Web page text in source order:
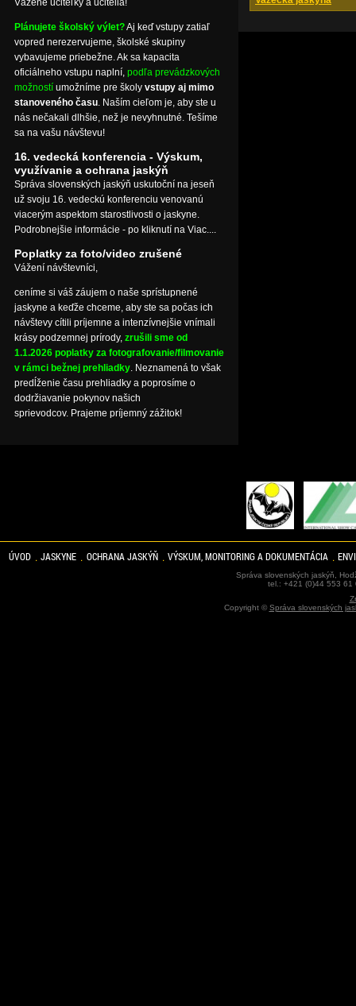
Vážené učiteľky a učitelia!
Plánujete školský výlet?Aj keď vstupy zatiaľ
vopred nerezervujeme, školské skupiny
vybavujeme priebežne. Ak sa kapacita
oficiálneho vstupu naplní, podľa prevádzkových
možností umožníme pre školy vstupy aj mimo
stanoveného času. Naším cieľom je, aby ste u
nás nečakali dlhšie, než je nevyhnutné. Tešíme
sa na vašu návštevu!
16. vedecká konferencia - Výskum,
využívanie a ochrana jaskýň
Správa slovenských jaskýň uskutoční na jeseň
už svoju 16. vedeckú konferenciu venovanú
viacerým aspektom starostlivosti o jaskyne.
Podrobnejšie informácie - po kliknutí na Viac....
Poplatky za foto/video zrušené
Vážení návštevníci,
ceníme si váš záujem o naše sprístupnené
jaskyne a keďže chceme, aby ste sa počas ich
návštevy cítili príjemne a intenzívnejšie vnímali
krásy podzemnej prírody, zrušili sme od
1.1.2026 poplatky za fotografovanie/filmovanie
v rámci bežnej prehliadky. Neznamená to však
predĺženie času prehliadky a poprosíme o
dodržiavanie pokynov našich
sprievodcov. Prajeme príjemný zážitok!
ÚVOD JASKYNE OCHRANA JASKÝŇ VÝSKUM, MONITORING A DOKUMENTÁCIA
Správa slovenských jaskýň,
tel.: +421 (0)44 553
Copyright ©Správa slovenských